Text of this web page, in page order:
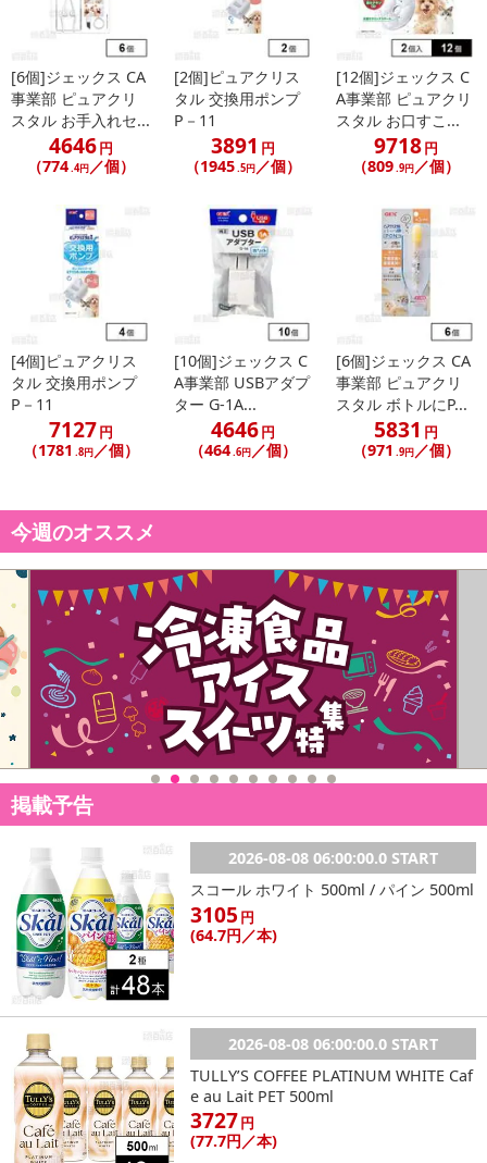
[6個]ジェックス CA
事業部 ピュアクリ
スタル お手入れセ...
4646円
（774.4円／個）
[2個]ピュアクリス
タル 交換用ポンプ
P－11
3891 円
（1945.5円／個）
[12個]ジェックス C
A事業部 ピュアクリ
スタル お口すこ...
9718円
（809.9円／個）
[4個]ピュアクリス
タル 交換用ポンプ
P－11
7127円
（1781 .8円／個）
[10個]ジェックス C
A事業部 USBアダプ
ター G-1A...
4646円
（464.6円／個）
[6個]ジェックス CA
事業部 ピュアクリ
スタル ボトルにP...
5831 円
（971 .9円／個）
今週のオススメ
掲載予告
2026-08-08 06:00:00.0 START
スコール ホワイト 500ml / パイン 500ml
3105 円
(64.7円 ／本)
2026-08-08 06:00:00.0 START
TULLY’S COFFEE PLATINUM WHITE Caf
e au Lait PET 500ml
3727円
(77.7円 ／本)